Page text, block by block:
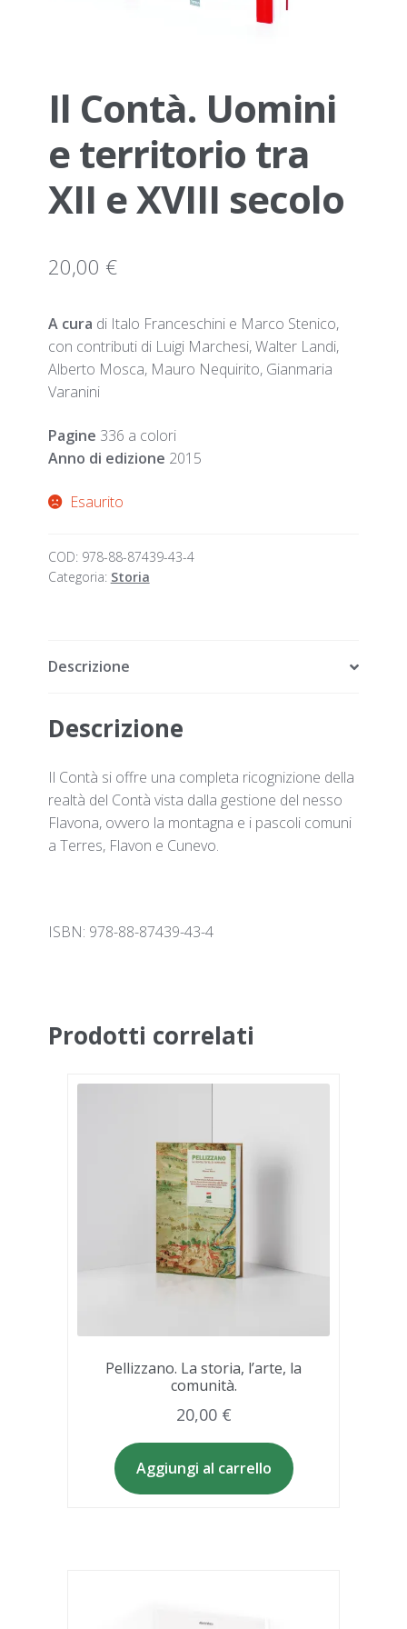
Il Contà. Uomini
e territorio tra
XII e XVIII secolo
20,00 €
A cura di Italo Franceschini e Marco Stenico,
con contributi di Luigi Marchesi, Walter Landi,
Alberto Mosca, Mauro Nequirito, Gianmaria
Varanini
Pagine 336 a colori
Anno di edizione 2015
Esaurito
COD: 978-88-87439-43-4
Categoria: Storia
Descrizione
Descrizione
Il Contà si offre una completa ricognizione della
realtà del Contà vista dalla gestione del nesso
Flavona, ovvero la montagna e i pascoli comuni
a Terres, Flavon e Cunevo.
ISBN: 978-88-87439-43-4
Prodotti correlati
Pellizzano. La storia, l’arte, la
comunità.
20,00 €
Aggiungi al carrello